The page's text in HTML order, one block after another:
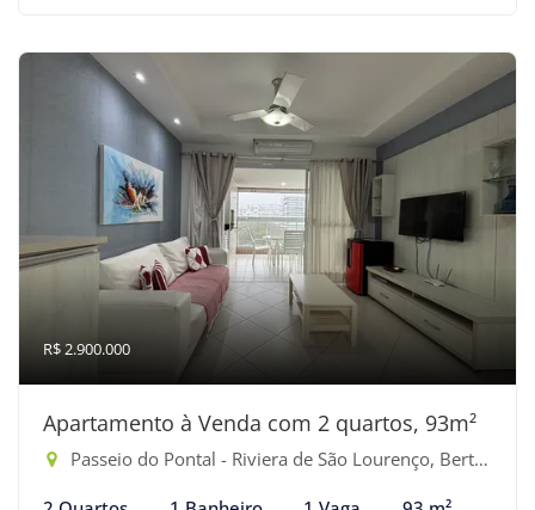
R$ 2.900.000
Apartamento à Venda com 2 quartos, 93m²
Passeio do Pontal - Riviera de São Lourenço, Bertioga-SP